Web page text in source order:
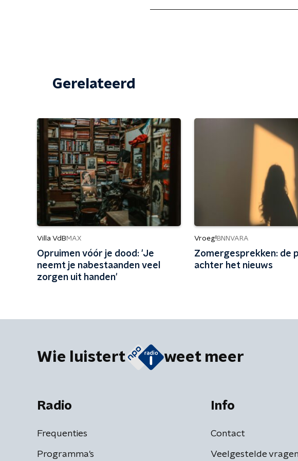
Gerelateerd
Villa VdB MAX
Opruimen vóór je dood: 'Je
neemt je nabestaanden veel
zorgen uit handen'
Vroeg! BNNVARA
Zomergesprekken: de
achter het nieuws
Wie luistert weet meer
Radio
Frequenties
Programma's
Info
Contact
Veelgestelde vragen